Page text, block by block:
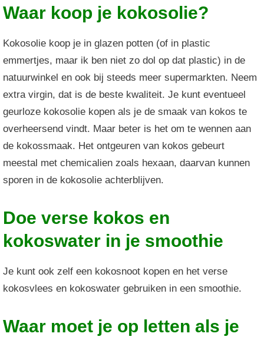
Waar koop je kokosolie?
Kokosolie koop je in glazen potten (of in plastic
emmertjes, maar ik ben niet zo dol op dat plastic) in de
natuurwinkel en ook bij steeds meer supermarkten. Neem
extra virgin, dat is de beste kwaliteit. Je kunt eventueel
geurloze kokosolie kopen als je de smaak van kokos te
overheersend vindt. Maar beter is het om te wennen aan
de kokossmaak. Het ontgeuren van kokos gebeurt
meestal met chemicalien zoals hexaan, daarvan kunnen
sporen in de kokosolie achterblijven.
Doe verse kokos en
kokoswater in je smoothie
Je kunt ook zelf een kokosnoot kopen en het verse
kokosvlees en kokoswater gebruiken in een smoothie.
Waar moet je op letten als je